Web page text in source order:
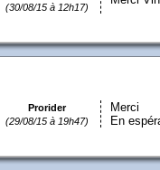
(30/08/15 à 12h17)
Prorider
(29/08/15 à 19h47)
Merci
En